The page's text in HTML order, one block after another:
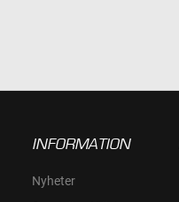
INFORMATION
Nyheter